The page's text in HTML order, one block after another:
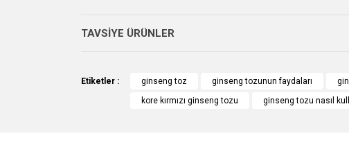
Ürün bilgilerinde hatalar bulunuyor.
Ürün fiyatı diğer sitelerden daha pahalı.
TAVSİYE ÜRÜNLER
Etiketler : ginseng toz ginseng tozunun faydaları
kore kırmızı ginseng tozu
ginseng tozu nasıl